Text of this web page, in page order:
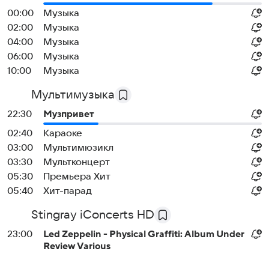
00:00
Музыка
02:00
Музыка
04:00
Музыка
06:00
Музыка
10:00
Музыка
Мультимузыка
22:30
Музпривет
02:40
Караоке
03:00
Мультимюзикл
03:30
Мультконцерт
05:30
Премьера Хит
05:40
Хит-парад
Stingray iConcerts HD
23:00
Led Zeppelin - Physical Graffiti: Album Under
Review Various